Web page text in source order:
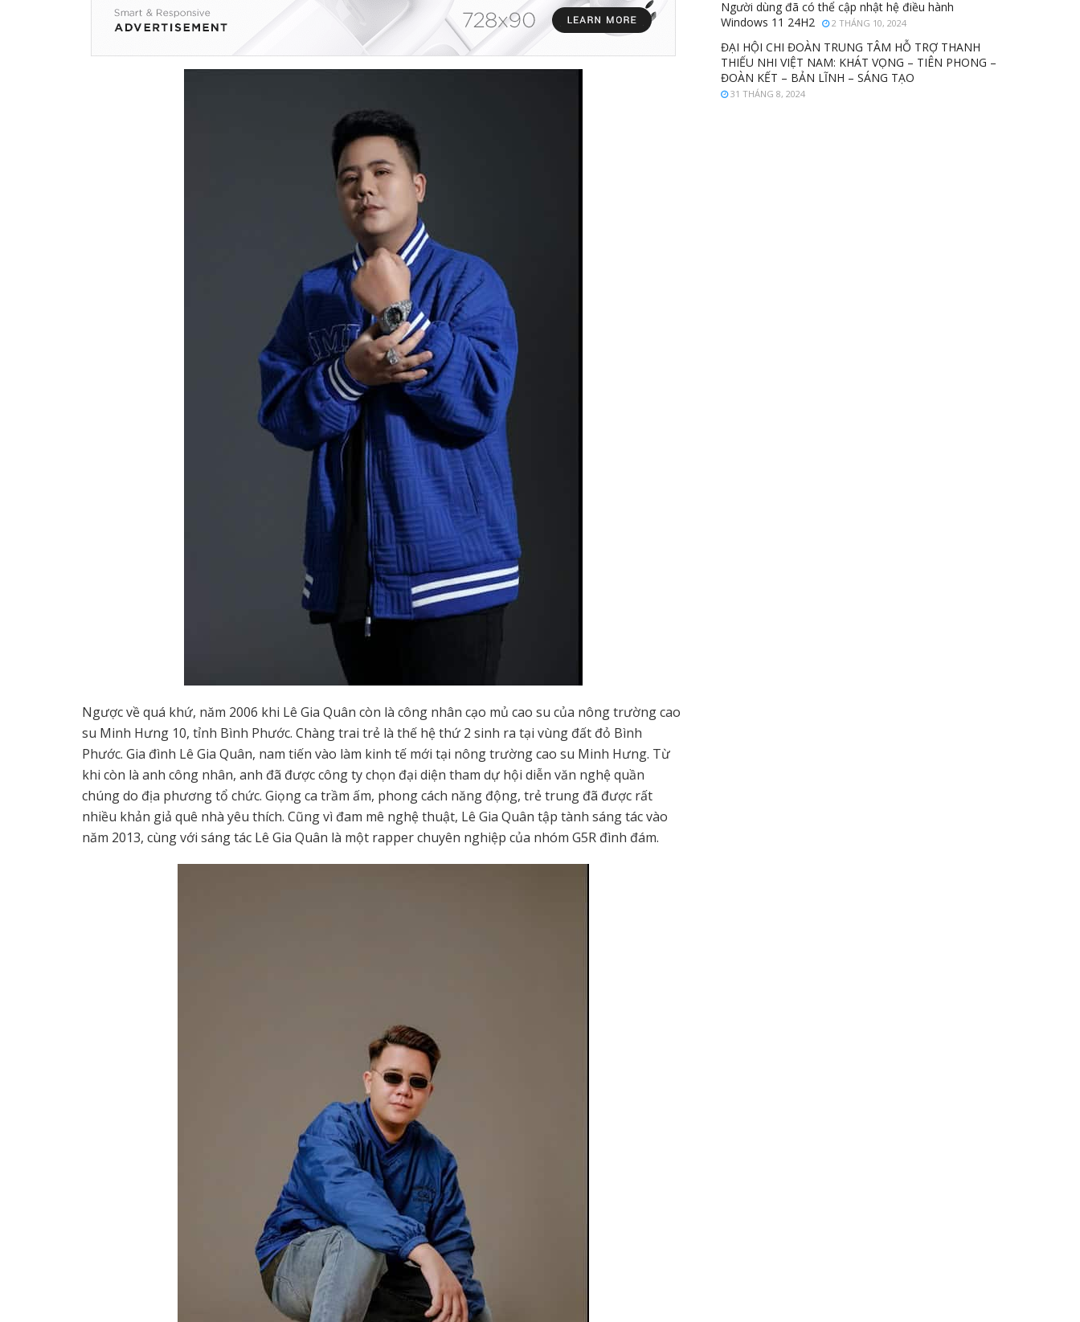
Ngược về quá khứ, năm 2006 khi Lê Gia Quân còn là công nhân cạo mủ cao su của nông trường cao
su Minh Hưng 10, tỉnh Bình Phước. Chàng trai trẻ là thế hệ thứ 2 sinh ra tại vùng đất đỏ Bình
Phước. Gia đình Lê Gia Quân, nam tiến vào làm kinh tế mới tại nông trường cao su Minh Hưng. Từ
khi còn là anh công nhân, anh đã được công ty chọn đại diện tham dự hội diễn văn nghệ quần
chúng do địa phương tổ chức. Giọng ca trầm ấm, phong cách năng động, trẻ trung đã được rất
nhiều khản giả quê nhà yêu thích. Cũng vì đam mê nghệ thuật, Lê Gia Quân tập tành sáng tác vào
năm 2013, cùng với sáng tác Lê Gia Quân là một rapper chuyên nghiệp của nhóm G5R đình đám.
Người dùng đã có thể cập nhật hệ điều hành
Windows 11 24H2
2 THÁNG 10, 2024
ĐẠI HỘI CHI ĐOÀN TRUNG TÂM HỖ TRỢ THANH
THIẾU NHI VIỆT NAM: KHÁT VỌNG – TIÊN PHONG –
ĐOÀN KẾT – BẢN LĨNH – SÁNG TẠO
31 THÁNG 8, 2024